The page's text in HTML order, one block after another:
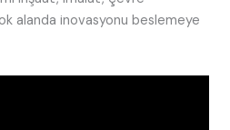
alanda inovasyonu beslemeye